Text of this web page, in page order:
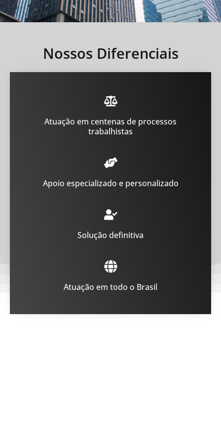
Nossos Diferenciais
Atuação em centenas de processos
trabalhistas
Apoio especializado e personalizado
Solução definitiva
Atuação em todo o Brasil